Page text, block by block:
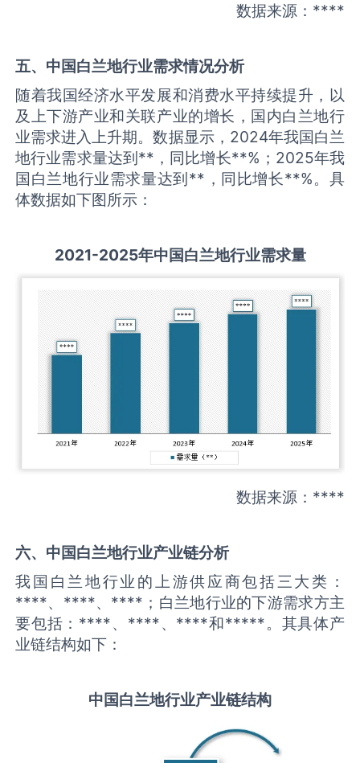
数据来源：****
五、中国白兰地行业需求情况分析
随着我国经济水平发展和消费水平持续提升，以
及上下游产业和关联产业的增长，国内白兰地行
业需求进入上升期。数据显示，2024年我国白兰
地行业需求量达到**，同比增长**%；2025年我
国白兰地行业需求量达到**，同比增长**%。具
体数据如下图所示：
2021-2025年中国白兰地行业需求量
数据来源：****
六、中国白兰地行业产业链分析
我国白兰地行业的上游供应商包括三大类：
****、****、****；白兰地行业的下游需求方主
要包括：****、****、****和*****。其具体产
业链结构如下：
中国白兰地行业产业链结构